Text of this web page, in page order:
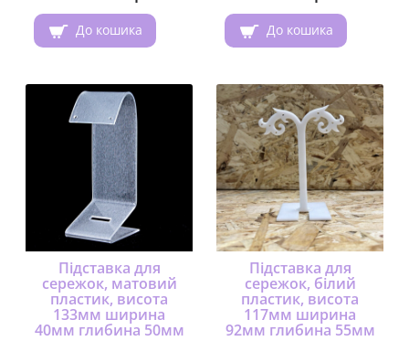
До кошика До кошика
Підставка для
сережок, матовий
пластик, висота
133мм ширина
40мм глибина 50мм
Підставка для
сережок, білий
пластик, висота
117мм ширина
92мм глибина 55мм